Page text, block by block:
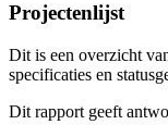
Projectenlijst
Dit is een overzicht
specificaties en
Dit rapport geeft